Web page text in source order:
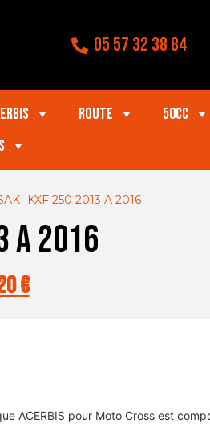
05 57 32 38 84
Route 50cc
KXF 250 2013 A 2016
A 2016
€
ACERBIS pour Moto Cross est